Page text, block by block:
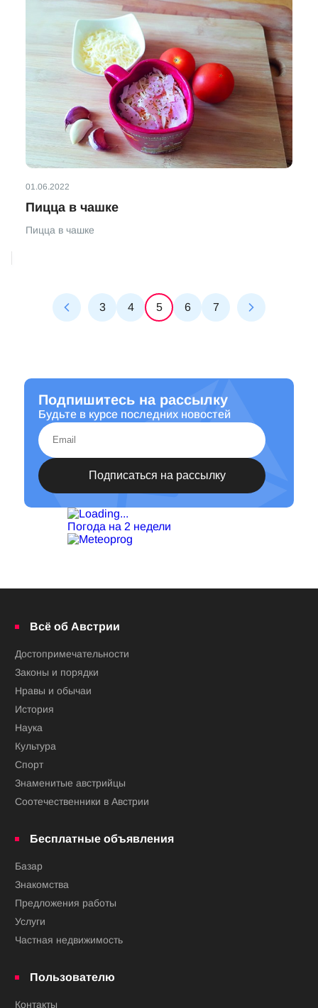
01.06.2022
Пицца в чашке
Пицца в чашке
3 4 5 6 7
Подпишитесь на рассылку
Будьте в курсе последних новостей
Погода на 2 недели
Всё об Австрии
Достопримечательности
Законы и порядки
Нравы и обычаи
История
Наука
Культура
Спорт
Знаменитые австрийцы
Соотечественники в Австрии
Бесплатные объявления
Базар
Знакомства
Предложения работы
Услуги
Частная недвижимость
Пользователю
Контакты